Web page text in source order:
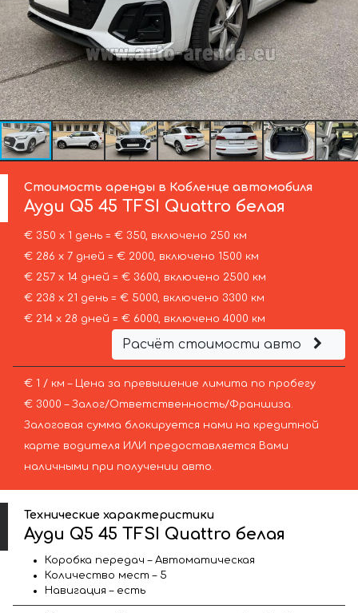
Стоимость аренды в Кобленце автомобиля
Ауди Q5 45 TFSI Quattro белая
€ 350 х 1 день = € 350, включено 250 км
€ 286 х 7 дней = € 2000, включено 1500 км
€ 257 х 14 дней = € 3600, включено 2500 км
€ 238 х 21 день = € 5000, включено 3300 км
€ 214 х 28 дней = € 6000, включено 4000 км
Расчёт стоимости авто
€ 1 / км – Цена за превышение лимита по пробегу
€ 3000 – Залог/Ответственность/Франшиза.
Залоговая сумма блокируется нами на кредитной
карте водителя ИЛИ предоставляется Вами
наличными при получении авто.
Технические характеристики
Ауди Q5 45 TFSI Quattro белая
Коробка передач – Автоматическая
Количество мест – 5
Навигация – есть